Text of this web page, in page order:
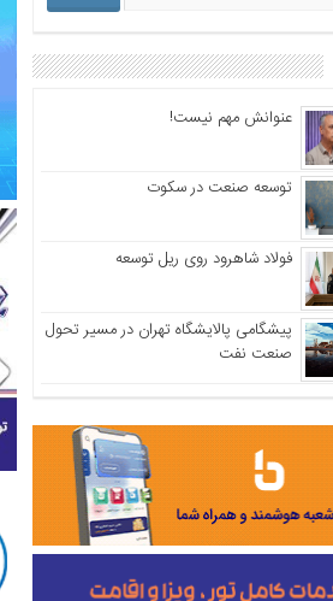
عنوانش مهم نیست!
توسعه صنعت در سکوت
فولاد شاهرود روی ریل توسعه
پیشگامی پالایشگاه تهران در مسیر تحول
صنعت نفت